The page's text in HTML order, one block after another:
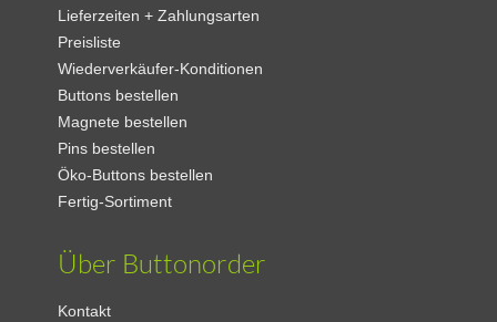
Lieferzeiten + Zahlungsarten
Preisliste
Wiederverkäufer-Konditionen
Buttons bestellen
Magnete bestellen
Pins bestellen
Öko-Buttons bestellen
Fertig-Sortiment
Über Buttonorder
Kontakt